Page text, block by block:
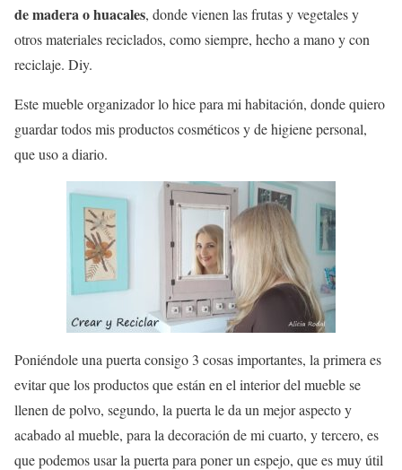
de madera o huacales, donde vienen las frutas y vegetales y
otros materiales reciclados, como siempre, hecho a mano y con
reciclaje. Diy.
Este mueble organizador lo hice para mi habitación, donde quiero
guardar todos mis productos cosméticos y de higiene personal,
que uso a diario.
Poniéndole una puerta consigo 3 cosas importantes, la primera es
evitar que los productos que están en el interior del mueble se
llenen de polvo, segundo, la puerta le da un mejor aspecto y
acabado al mueble, para la decoración de mi cuarto, y tercero, es
que podemos usar la puerta para poner un espejo, que es muy útil